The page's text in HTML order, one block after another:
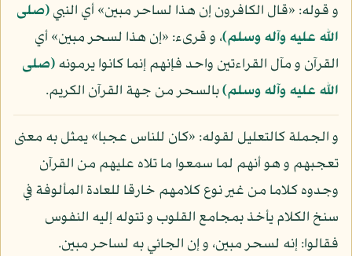
و قوله: «قال الكافرون إن هذا لساحر مبين» أي النبي(صلى
الله عليه وآله وسلم)، و قرىء: «إن هذا لسحر مبين» أي
القرآن و مآل القراءتين واحد فإنهم إنما كانوا يرمونه(صلى
الله عليه وآله وسلم)بالسحر من جهة القرآن الكريم.
و الجملة كالتعليل لقوله: «كان للناس عجبا» يمثل به معنى
تعجبهم و هو أنهم لما سمعوا ما تلاه عليهم من القرآن
وجدوه كلاما من غير نوع كلامهم خارقا للعادة المألوفة في
سنخ الكلام يأخذ بمجامع القلوب و تتوله إليه النفوس
فقالوا: إنه لسحر مبين، و إن الجائي به لساحر مبين.